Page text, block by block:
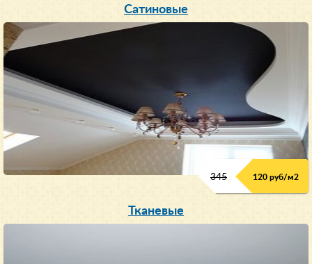
Сатиновые
345 120 руб/м2
Тканевые